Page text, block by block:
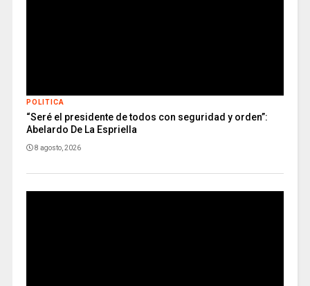
POLITICA
“Seré el presidente de todos con seguridad y orden”:
Abelardo De La Espriella
8 agosto, 2026